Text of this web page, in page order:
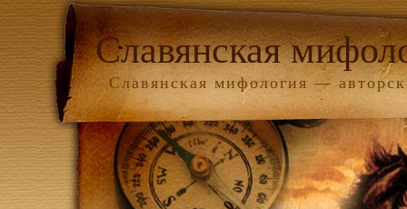
Славянская
Славянская мифология —